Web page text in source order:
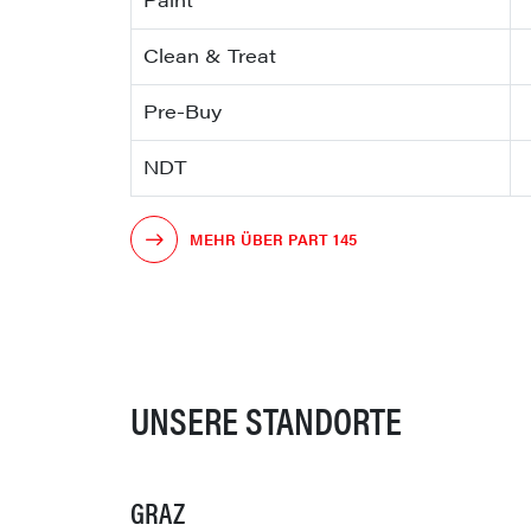
Clean & Treat
Pre-Buy
NDT
MEHR ÜBER PART 145
UNSERE STANDORTE
GRAZ